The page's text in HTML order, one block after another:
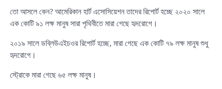
তো আসলে কেন? আমেরিকান হার্ট এসোসিয়েশন তাদের রিপোর্ট হচ্ছে ২০২০ সালে
এক কোটি ৯১ লক্ষ মানুষ সারা পৃথিবীতে মারা গেছে হৃদরোগে।
২০১৯ সালে ডব্লিউএইচওর রিপোর্ট হচ্ছে, মারা গেছে এক কোটি ৭৯ লক্ষ মানুষ শুধু
হৃদরোগে।
স্ট্রোকে মারা গেছে ৬৫ লক্ষ মানুষ।